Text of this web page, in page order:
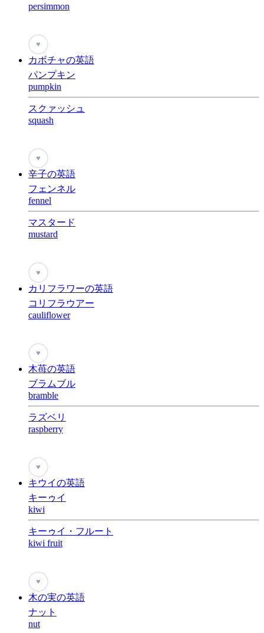
persimmon
♥
カボチャの英語
パンプキン
pumpkin
スクァッシュ
squash
♥
辛子の英語
フェンネル
fennel
マスタード
mustard
♥
カリフラワーの英語
コリフラウアー
cauliflower
♥
木苺の英語
ブラムブル
bramble
ラズベリ
raspberry
♥
キウイの英語
キーゥイ
kiwi
キーゥイ・フルート
kiwi fruit
♥
木の実の英語
ナット
nut